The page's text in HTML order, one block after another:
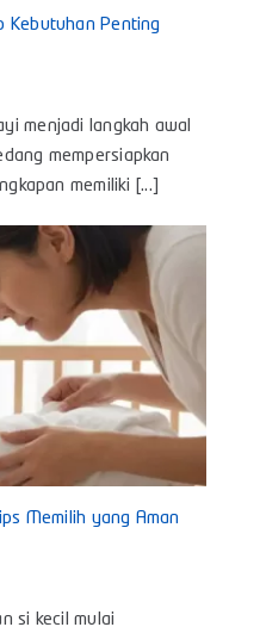
Kebutuhan Penting
menjadi langkah awal
mempersiapkan
memiliki [...]
Memilih yang Aman
si kecil mulai